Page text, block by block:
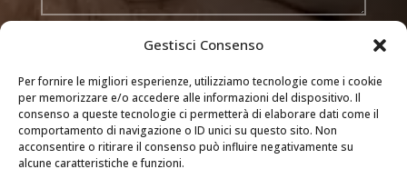
Gestisci Consenso
Per fornire le migliori esperienze, utilizziamo tecnologie come i cookie
per memorizzare e/o accedere alle informazioni del dispositivo. Il
consenso a queste tecnologie ci permetterà di elaborare dati come il
comportamento di navigazione o ID unici su questo sito. Non
acconsentire o ritirare il consenso può influire negativamente su
alcune caratteristiche e funzioni.
secondo la privacy policy di questo sito web
5 + 3= INVIA